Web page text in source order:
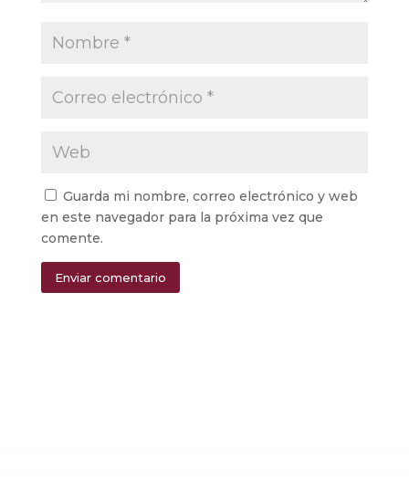
Guarda mi nombre, correo electrónico y web
en este navegador para la próxima vez que
comente.
Enviar comentario